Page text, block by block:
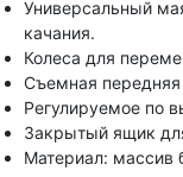
Универсальный
качания.
Колеса для
Съемная передняя
Регулируемое по
Закрытый ящик
Материал: массив